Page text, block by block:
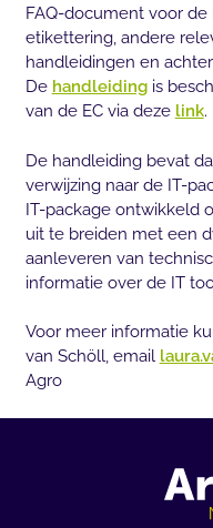
FAQ-document voor de
etikettering, andere
handleidingen en
De handleidingis
van de EC via deze link.
De handleiding bevat
verwijzing naar de IT-
IT-package ontwikkeld
uit te breiden met een
aanleveren van
informatie over de IT
Voor meer informatie
van Schöll, email
Agro